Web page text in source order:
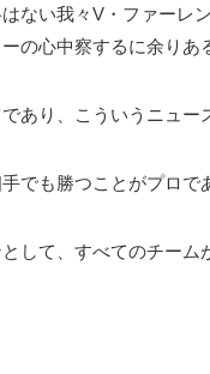
ない我々V・ファーレ
の心中察するに余りあ
あり、こういうニュー
でも勝つことがプロで
して、すべてのチーム